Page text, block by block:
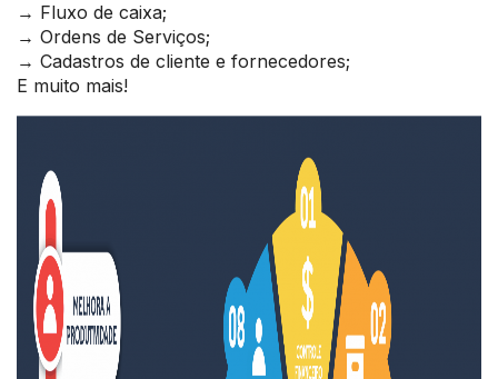
→ Fluxo de caixa;
→ Ordens de Serviços;
→ Cadastros de cliente e fornecedores;
E muito mais!